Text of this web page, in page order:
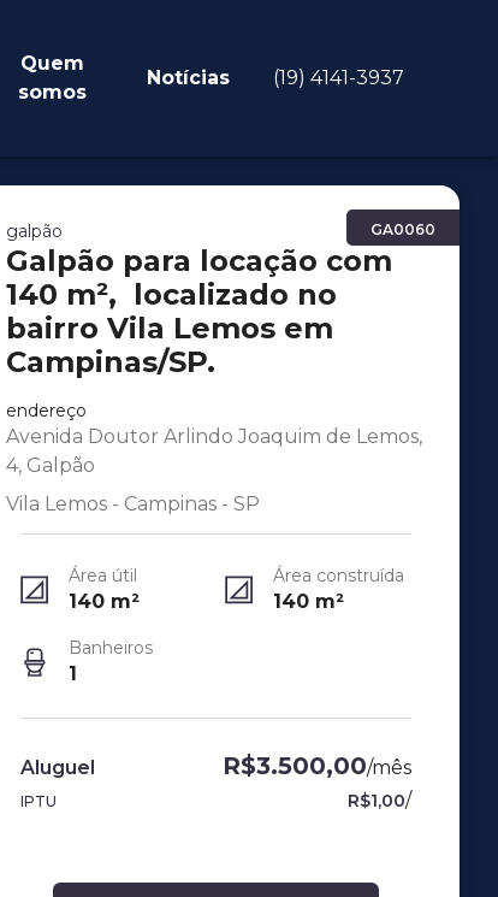
Quem
somos
Notícias (19) 4141-3937
GA0060
galpão
Galpão para locação com
140 m², localizado no
bairro Vila Lemos em
Campinas/SP.
endereço
Avenida Doutor Arlindo Joaquim de Lemos,
4, Galpão
Vila Lemos - Campinas - SP
Área útil
140m²
Área construída
140 m²
Banheiros
1
Aluguel R$3.500,00/mês
IPTU R$1,00/